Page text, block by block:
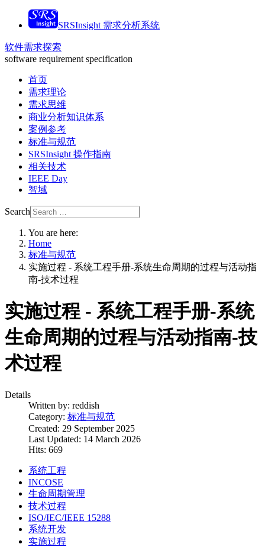
SRSInsight 需求分析系统
软件需求探索
software requirement specification
首页
需求理论
需求思维
商业分析知识体系
案例参考
标准与规范
SRSInsight 操作指南
相关技术
IEEE Day
智域
Search
You are here:
Home
标准与规范
实施过程 - 系统工程手册-系统生命周期的过程与活动指
南-技术过程
实施过程 - 系统工程手册-系统
生命周期的过程与活动指南-技
术过程
Details
Written by: reddish
Category: 标准与规范
Created: 29 September 2025
Last Updated: 14 March 2026
Hits: 669
系统工程
INCOSE
生命周期管理
技术过程
ISO/IEC/IEEE 15288
系统开发
实施过程